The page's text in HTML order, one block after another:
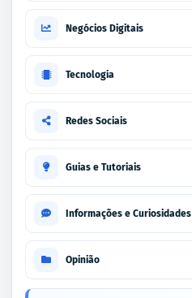
Negócios Digitais
Tecnologia
Redes Sociais
Guias e Tutoriais
Informações e Curiosidades
Opinião